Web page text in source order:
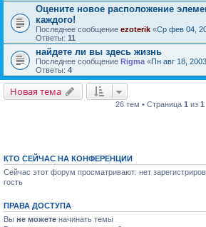
Оцените новое расположение
каждого!
Последнее сообщение ezoterik «Ср фев 04,
Ответы: 11
найдете ли вы здесь жизнь
Последнее сообщение Rigma «Пн авг 18,
Ответы: 4
Новая тема
26 тем • Страница 1 из 1
КТО СЕЙЧАС НА КОНФЕРЕНЦИИ
Сейчас этот форум просматривают: нет
гость
ПРАВА ДОСТУПА
Вы не можете начинать темы